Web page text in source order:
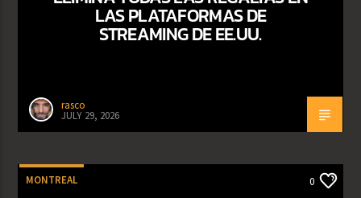
LAS PLATAFORMAS DE
STREAMING DE EE.UU.
rasco
JULY 29, 2026
MONTREAL 0